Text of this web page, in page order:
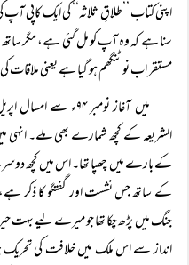
اپنی کتاب ’’طلاقِ ثلاثہ‘‘ کی ایک کاپی
سنا ہے کہ وہ آپ کو مل گئی ہے، مگر ساتھ
مستقر اب نوٹنگھم ہو گیا ہے یعنی ملاقات
میں آغاز نومبر ۹۴ء
الشریعہ کے کچھ شمارے بھی ملے۔ انہی
کے بارے میں چھپا تھا۔ اس میں کچھ
کے ساتھ جس نشست اور گفتگو کا ذکر
جنگ میں پڑھ چکا تھا جو میرے لیے بہت
انداز سے اس ملک میں خلافت کی